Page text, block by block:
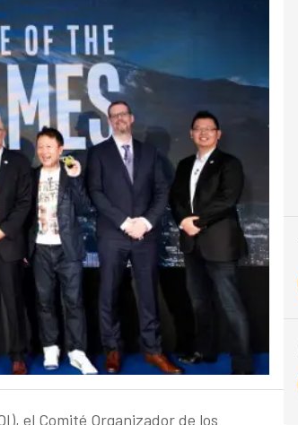
el Comité Organizador de los
5